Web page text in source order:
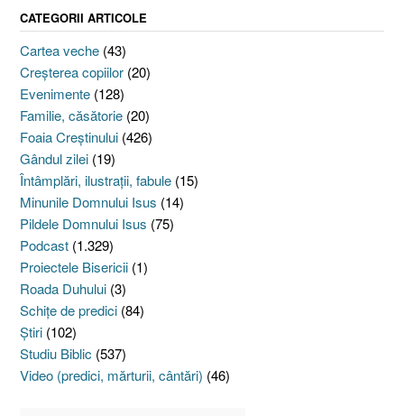
CATEGORII ARTICOLE
Cartea veche (43)
Creşterea copiilor (20)
Evenimente (128)
Familie, căsătorie (20)
Foaia Creştinului (426)
Gândul zilei (19)
Întâmplări, ilustraţii, fabule (15)
Minunile Domnului Isus (14)
Pildele Domnului Isus (75)
Podcast (1.329)
Proiectele Bisericii (1)
Roada Duhului (3)
Schiţe de predici (84)
Ştiri (102)
Studiu Biblic (537)
Video (predici, mărturii, cântări) (46)